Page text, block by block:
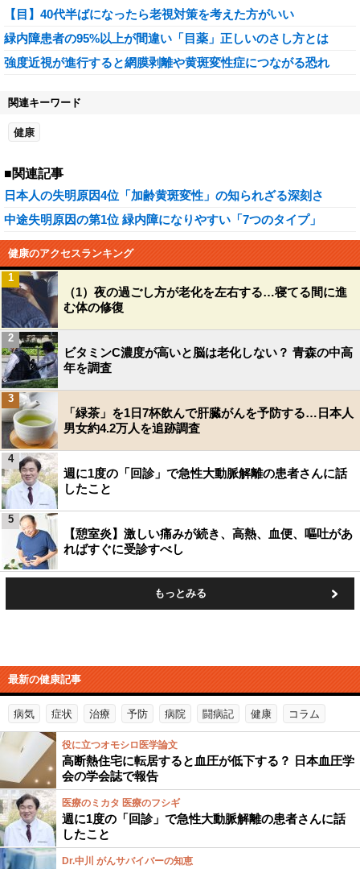
【目】40代半ばになったら老視対策を考えた方がいい
緑内障患者の95%以上が間違い「目薬」正しいのさし方とは
強度近視が進行すると網膜剥離や黄斑変性症につながる恐れ
関連キーワード
健康
■関連記事
日本人の失明原因4位「加齢黄斑変性」の知られざる深刻さ
中途失明原因の第1位 緑内障になりやすい「7つのタイプ」
健康のアクセスランキング
（1）夜の過ごし方が老化を左右する…寝てる間に進
む体の修復
1
ビタミンC濃度が高いと脳は老化しない？ 青森の中高
年を調査
2
「緑茶」を1日7杯飲んで肝臓がんを予防する…日本人
男女約4.2万人を追跡調査
3
週に1度の「回診」で急性大動脈解離の患者さんに話
したこと
4
【憩室炎】激しい痛みが続き、高熱、血便、嘔吐があ
ればすぐに受診すべし
5
もっとみる
最新の健康記事
病気 症状 治療 予防 病院 闘病記 健康 コラム
役に立つオモシロ医学論文
高断熱住宅に転居すると血圧が低下する？ 日本血圧学
会の学会誌で報告
医療のミカタ 医療のフシギ
週に1度の「回診」で急性大動脈解離の患者さんに話
したこと
Dr.中川 がんサバイバーの知恵